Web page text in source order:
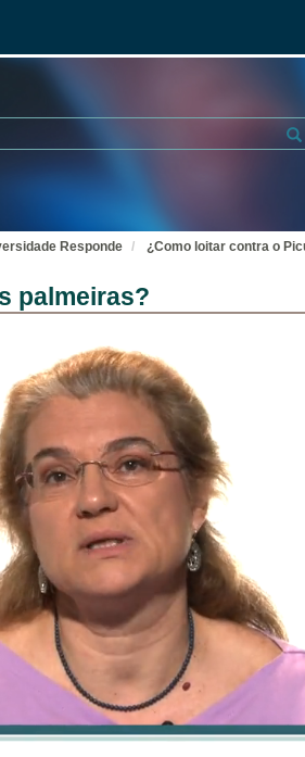
Responde ¿Como loitar contra o
palmeiras?